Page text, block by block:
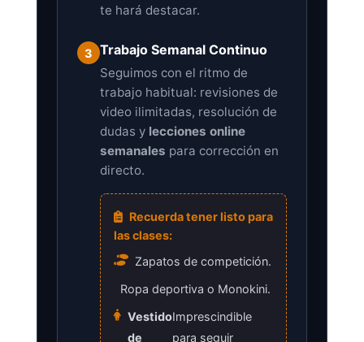
te hará destacar.
3 Trabajo Semanal Continuo
Seguimos con el ritmo de
trabajo habitual: revisiones de
video ilimitadas, resolución de
dudas y lecciones online
semanales para corrección en
directo.
Recuerda tener listo para
las clases:
Zapatos de competición.
Ropa deportiva o Monokini.
Vestido
de
Imprescindible
para seguir